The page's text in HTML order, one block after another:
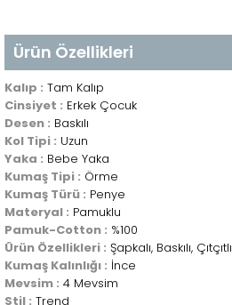
Ürün Özellikleri
Kalıp : Tam Kalıp
Cinsiyet : Erkek Çocuk
Desen : Baskılı
Kol Tipi : Uzun
Yaka : Bebe Yaka
Kumaş Tipi : Örme
Kumaş Türü : Penye
Materyal : Pamuklu
Pamuk-Cotton : %100
Ürün Özellikleri : Şapkalı, Baskılı, Çıtçıtlı
Kumaş Kalınlığı : İnce
Mevsim : 4 Mevsim
Stil : Trend